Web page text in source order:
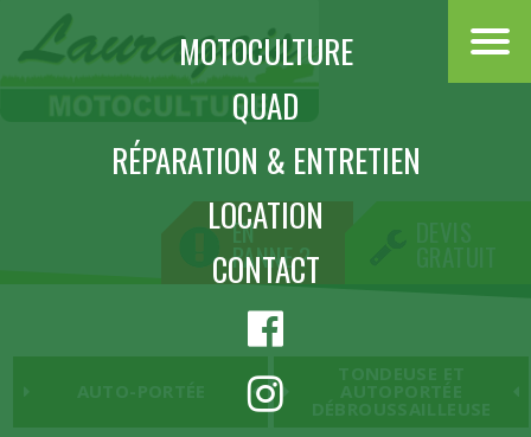
MOTOCULTURE
QUAD
RÉPARATION & ENTRETIEN
LOCATION
CONTACT
DEVIS
GRATUIT
EN
PANNE ?
MOTOCULTURE
AUTO-PORTÉE
TONDEUSE ET
AUTOPORTÉE
DÉBROUSSAILLEUSE